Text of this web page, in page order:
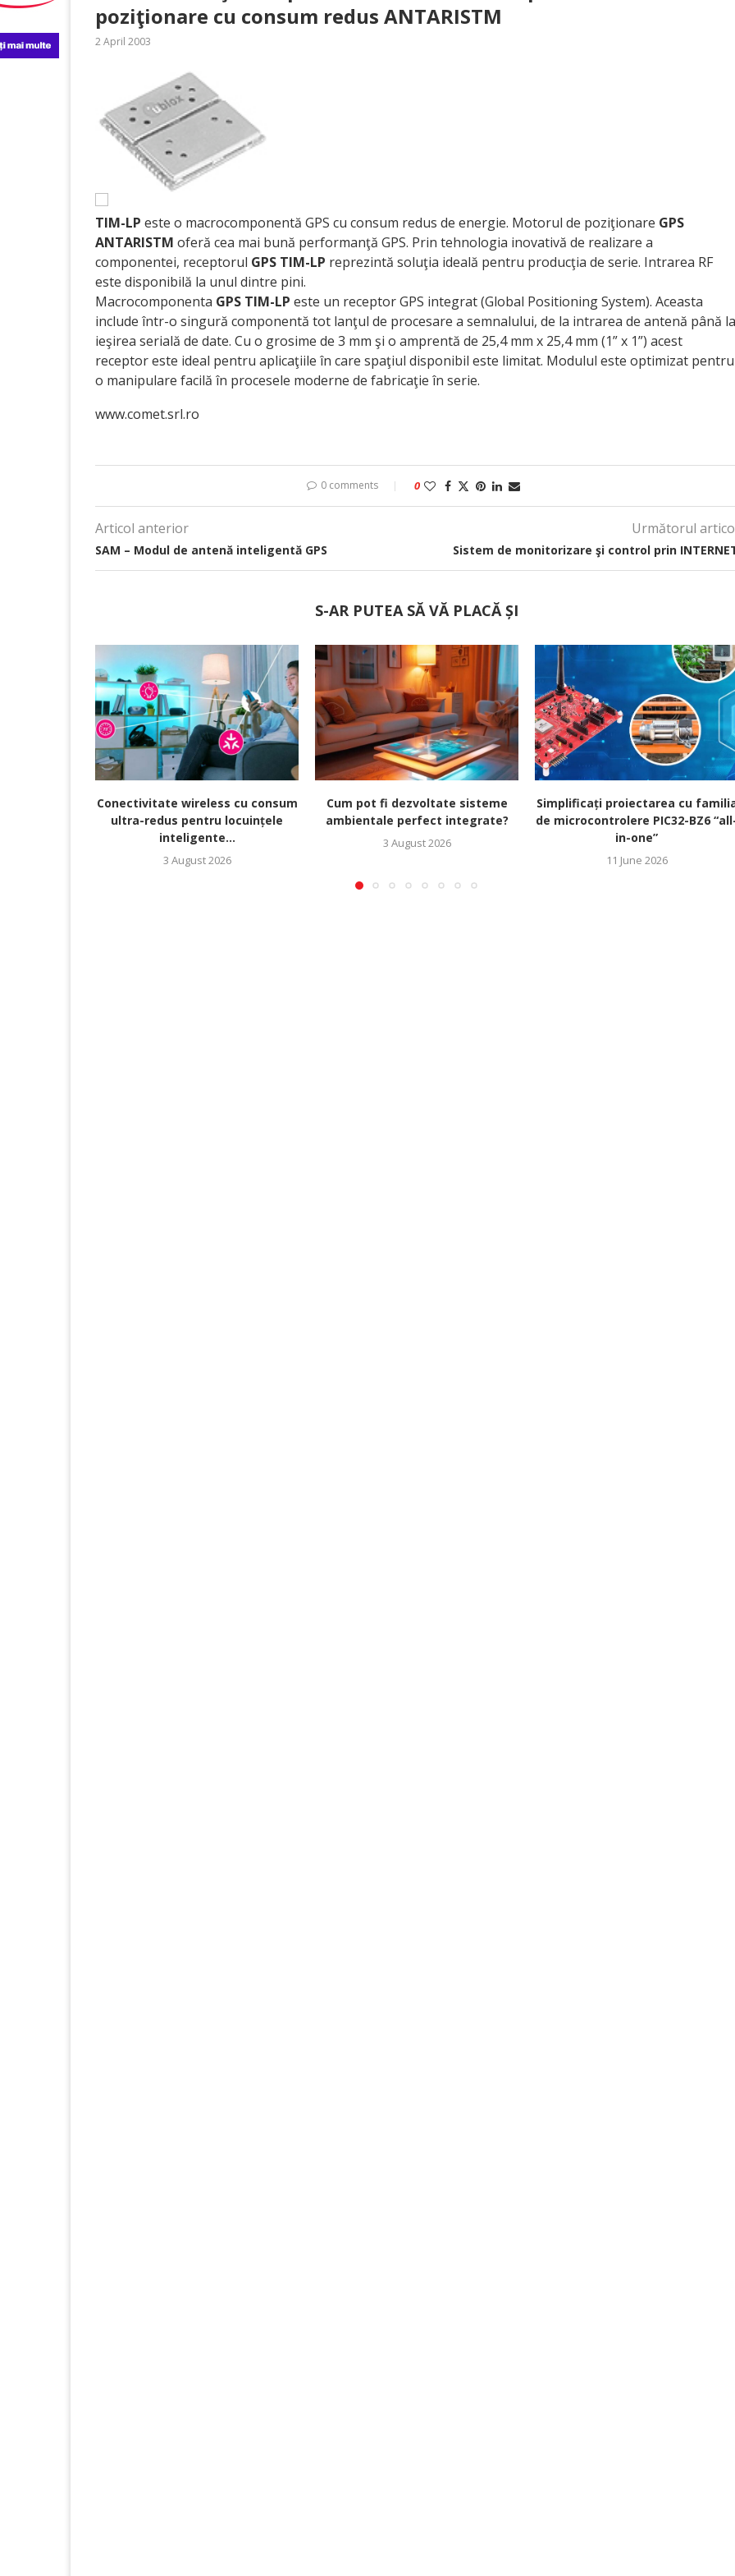
poziţionare cu consum redus ANTARISTM
2 April 2003
TIM-LP este o macrocomponentă GPS cu consum redus de energie. Motorul de poziţionare GPS
ANTARISTM oferă cea mai bună performanţă GPS. Prin tehnologia inovativă de realizare a
componentei, receptorul GPS TIM-LP reprezintă soluţia ideală pentru producţia de serie. Intrarea RF
este disponibilă la unul dintre pini.
Macrocomponenta GPS TIM-LP este un receptor GPS integrat (Global Positioning System). Aceasta
include într-o singură componentă tot lanţul de procesare a semnalului, de la intrarea de antenă până la
ieşirea serială de date. Cu o grosime de 3 mm şi o amprentă de 25,4 mm x 25,4 mm (1” x 1”) acest
receptor este ideal pentru aplicaţiile în care spaţiul disponibil este limitat. Modulul este optimizat pentru
o manipulare facilă în procesele moderne de fabricaţie în serie.
www.comet.srl.ro
0 comments 0
Articol anterior
SAM – Modul de antenă inteligentă GPS
Următorul
Sistem de monitorizare şi control prin
S-AR PUTEA SĂ VĂ PLACĂ ȘI
Conectivitate wireless cu consum
ultra-redus pentru locuințele
inteligente...
3 August 2026
Cum pot fi dezvoltate sisteme
ambientale perfect integrate?
3 August 2026
Simplificați proiectarea cu
de microcontrolere PIC32-BZ6
in-one”
11 June 2026